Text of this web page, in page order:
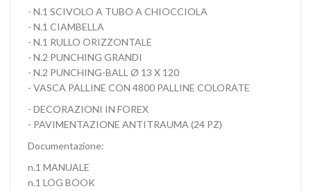
- N.1 SCIVOLO A TUBO A CHIOCCIOLA
- N.1 CIAMBELLA
- N.1 RULLO ORIZZONTALE
- N.2 PUNCHING GRANDI
- N.2 PUNCHING-BALL Ø 13 X 120
- VASCA PALLINE CON 4800 PALLINE COLORATE
- DECORAZIONI IN FOREX
- PAVIMENTAZIONE ANTITRAUMA (24 PZ)
Documentazione:
n.1 MANUALE
n.1 LOG BOOK